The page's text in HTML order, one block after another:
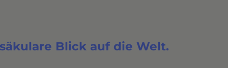
Blick auf die Welt.